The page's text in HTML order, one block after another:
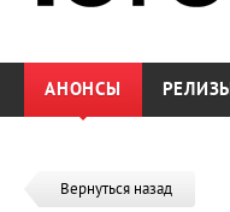
АНОНСЫ РЕЛИЗЫ
Вернуться назад